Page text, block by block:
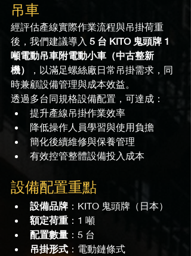
吊車
經評估產線實際作業流程與吊掛荷重
後，我們建議導入 5 台 KITO 鬼頭牌 1
噸電動吊車附電動小車（中古整新
機）
，以滿足螺絲廠日常吊掛需求，同
時兼顧設備管理與成本效益。
透過多台同規格設備配置，可達成：
提升產線吊掛作業效率
降低操作人員學習與使用負擔
簡化後續維修與保養管理
有效控管整體設備投入成本
設備配置重點
設備品牌 ：KITO 鬼頭牌（日本）
額定荷重 ：1 噸
配置數量 ：5 台
吊掛形式 ：電動鏈條式